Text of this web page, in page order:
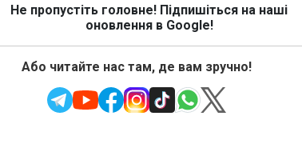
Не пропустіть головне! Підпишіться на наші
оновлення в Google!
Або читайте нас там, де вам зручно!